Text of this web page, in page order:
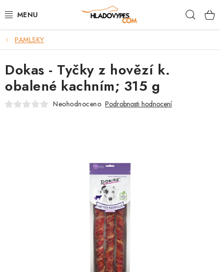
na
POTŘEBY PRO PSY
TAMI PŘEPRAVNÍ BOXY
SPORT SE PSEM
VĚRNOSTNÍ PROGRAM
PAMLSKY
Dokas - Tyčky z hovězí k.
obalené kachním; 315 g
Neohodnoceno Podrobnosti hodnocení